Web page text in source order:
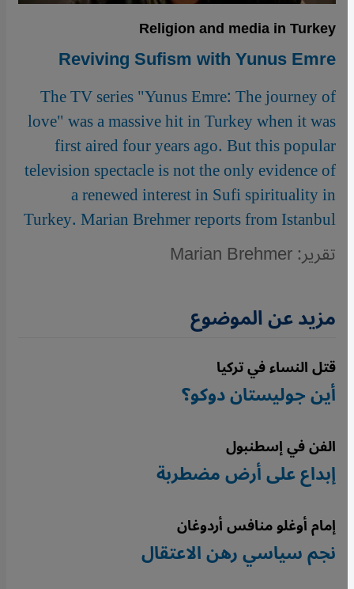
Religion and media in Turkey
Reviving Sufism with Yunus Emre
The TV series "Yunus Emre: The journey of
love" was a massive hit in Turkey when it was
first aired four years ago. But this popular
television spectacle is not the only evidence of
a renewed interest in Sufi spirituality in
Turkey. Marian Brehmer reports from Istanbul
تقرير: Marian Brehmer
مزيد عن الموضوع
قتل النساء في تركيا
أين جوليستان دوكو؟
الفن في إسطنبول
إبداع على أرض مضطربة
إمام أوغلو منافس أردوغان
نجم سياسي رهن الاعتقال